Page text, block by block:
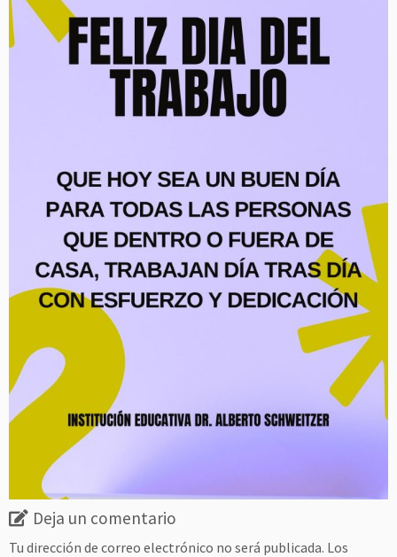
Deja un comentario
Tu dirección de correo electrónico no será publicada. Los